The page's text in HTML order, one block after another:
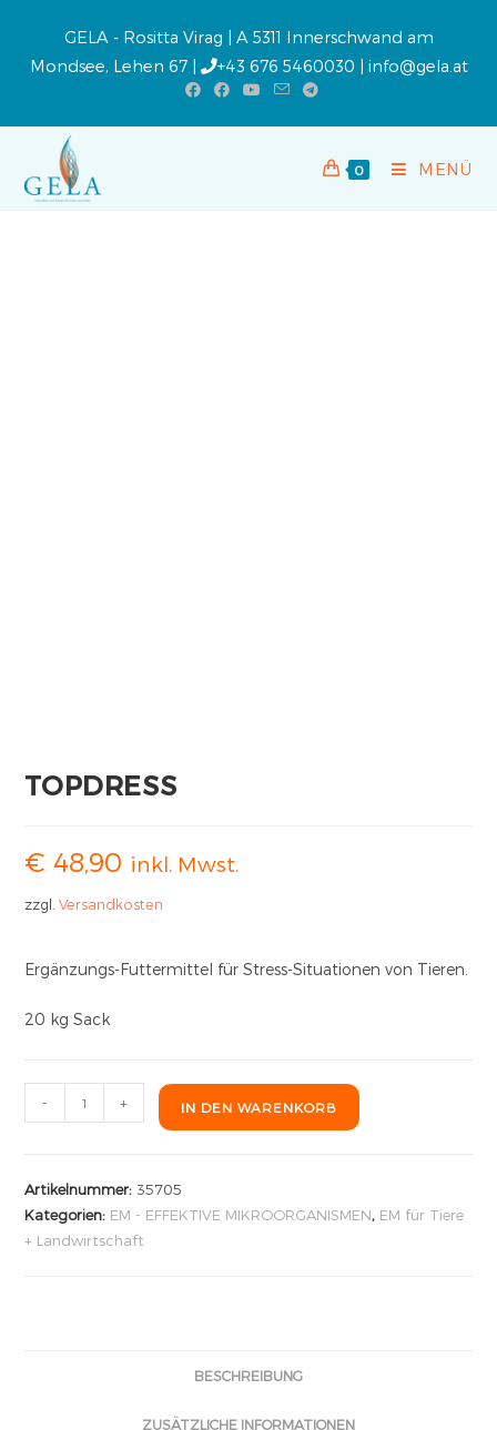
GELA - Rositta Virag | A 5311 Innerschwand am
Mondsee, Lehen 67 |
+43 676 5460030 | info@gela.at
0 MENÜ
TOPDRESS
€ 48,90 inkl. Mwst.
zzgl.Versandkosten
Ergänzungs-Futtermittel für Stress-Situationen von Tieren.
20 kg Sack
- + IN DEN WARENKORB
Artikelnummer: 35705
Kategorien: EM - EFFEKTIVE MIKROORGANISMEN, EM für Tiere
+ Landwirtschaft
BESCHREIBUNG
ZUSÄTZLICHE INFORMATIONEN